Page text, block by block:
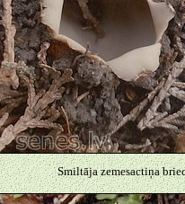
Smiltāja zemesactiņa